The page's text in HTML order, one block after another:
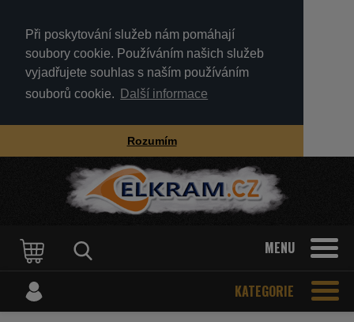
Při poskytování služeb nám pomáhají
soubory cookie. Používáním našich služeb
vyjadřujete souhlas s naším používáním
souborů cookie.
Další informace
Rozumím
MENU
KATEGORIE